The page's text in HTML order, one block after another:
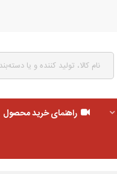
راهنمای خرید محصول